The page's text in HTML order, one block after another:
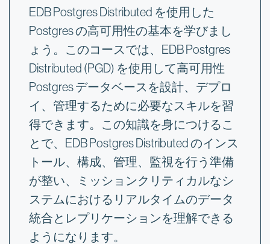
EDB Postgres Distributed を使用した
Postgres の高可用性の基本を学びまし
ょう。このコースでは、EDB Postgres
Distributed (PGD) を使用して高可用性
Postgres データベースを設計、デプロ
イ、管理するために必要なスキルを習
得できます。この知識を身につけるこ
とで、EDB Postgres Distributed のインス
トール、構成、管理、監視を行う準備
が整い、ミッションクリティカルなシ
ステムにおけるリアルタイムのデータ
統合とレプリケーションを理解できる
ようになります。